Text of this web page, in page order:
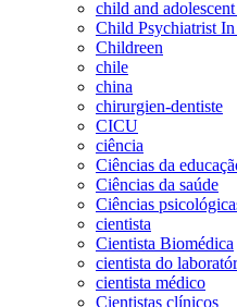
child and
Child Psychiatrist In
Childreen
chile
china
chirurgien-dentiste
CICU
ciência
Ciências da
Ciências da saúde
Ciências
cientista
Cientista Biomédica
cientista do
cientista médico
Cientistas clínicos